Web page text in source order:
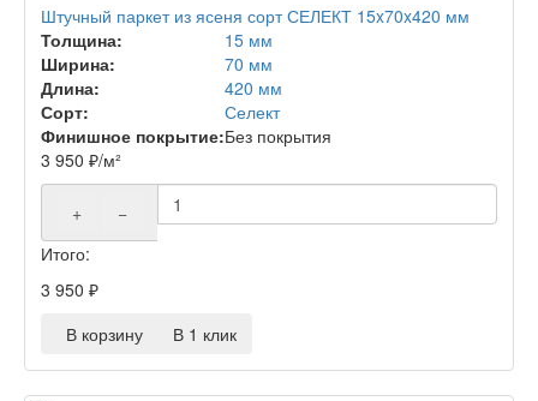
Штучный паркет из ясеня сорт СЕЛЕКТ 15x70x420 мм
Толщина:
15 мм
Ширина:
70 мм
Длина:
420 мм
Сорт:
Селект
Финишное покрытие:Без покрытия
3 950 ₽/м²
+
−
Итого:
3 950 ₽
В корзину
В 1 клик